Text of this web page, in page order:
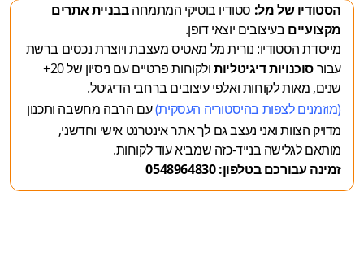
הסטודיו של מל: סטודיו בוטיקי המתמחהבבניית אתרים
מקצועיים בעיצובים יוצאי דופן.
מייסדת הסטודיו: נורית מל מאטיס מעצבת ויוצרת נכסים ברשת
עבורסוכנויות דיגיטליות
ולקוחות פרטיים עם ניסיון של 20+
שנים, מאות לקוחות ואלפי עיצובים ברחבי הדיגיטל.
(מוזמנים לצפות בהיסטוריה העסקית)עם הרבה מחשבה ותכנון
מדויק הצוות ואני נעצב גם לך אתר אינטרנט אישי וחדשני,
מותאם לגלישה בנייד-כזה שמביא עוד לקוחות.
זמינה עבורכם בטלפון: 0548964830